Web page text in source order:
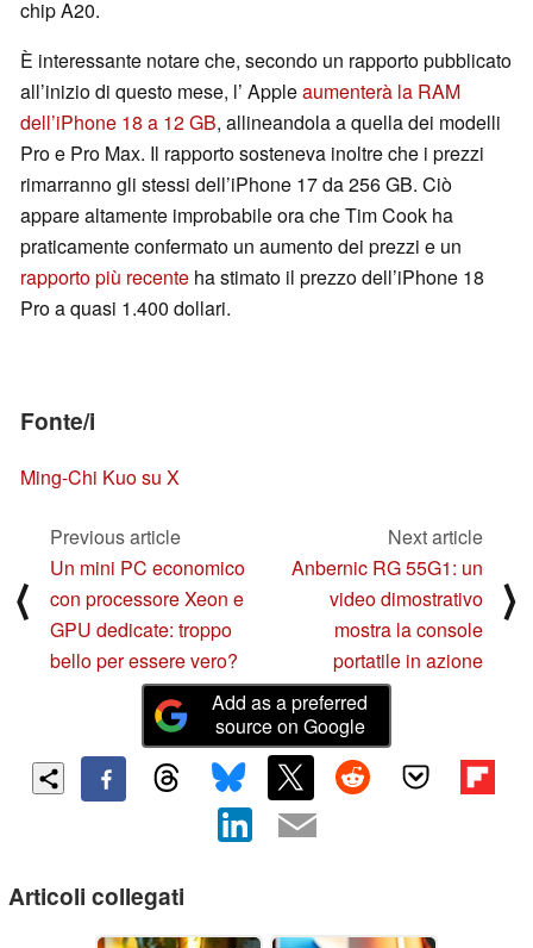
chip A20.
È interessante notare che, secondo un rapporto pubblicato
all’inizio di questo mese, l’ Appleaumenterà la RAM
dell’iPhone 18 a 12 GB, allineandola a quella dei modelli
Pro e Pro Max. Il rapporto sosteneva inoltre che i prezzi
rimarranno gli stessi dell’iPhone 17 da 256 GB. Ciò
appare altamente improbabile ora che Tim Cook ha
praticamente confermato un aumento dei prezzi e un
rapporto più recente ha stimato il prezzo dell’iPhone 18
Pro a quasi 1.400 dollari.
Fonte/i
Ming-Chi Kuo su X
⟨
Previous article
Un mini PC economico
con processore Xeon e
GPU dedicate: troppo
bello per essere vero?
Next article
Anbernic RG 55G1: un
video dimostrativo
mostra la console
portatile in azione
⟩
Add as a preferred
source on Google
Articoli collegati